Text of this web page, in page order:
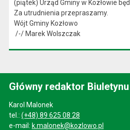
(piątek) Urząd Gminy w Kozłowie
Za utrudnienia przepraszamy.
Wójt Gminy Kozłowo
/-/ Marek Wolszczak
Główny redaktor Biuletynu
Karol Malonek
tel.: (+48) 89 625 08 28
e-mail: k.malonek@kozlowo.pl